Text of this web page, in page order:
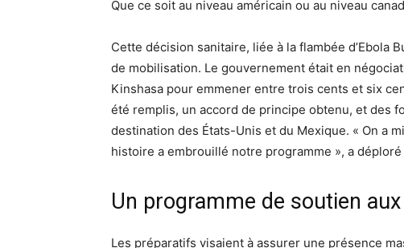
Que ce soit au niveau américain ou au niveau
Cette décision sanitaire, liée à la flambée d’Ebola
de mobilisation. Le gouvernement était en
Kinshasa pour emmener entre trois cents et six
été remplis, un accord de principe obtenu, et des
destination des États-Unis et du Mexique. « On a
histoire a embrouillé notre programme », a
Un programme de soutien
Les préparatifs visaient à assurer une présence